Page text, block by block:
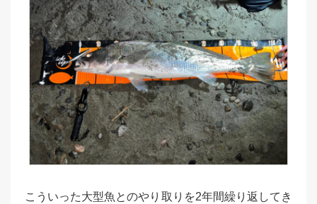
こういった大型魚とのやり取りを2年間繰り返してき